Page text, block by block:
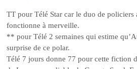
TT pour Télé Star car le duo de policiers
fonctionne à merveille.
** pour Télé 2 semaines qui estime
surprise de ce polar.
Télé 7 jours donne 77 pour cette fiction